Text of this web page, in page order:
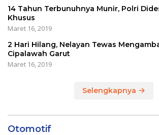
14 Tahun Terbunuhnya Munir, Polri
Khusus
Maret 16, 2019
2 Hari Hilang, Nelayan Tewas
Cipalawah Garut
Maret 16, 2019
Selengkapnya
Otomotif